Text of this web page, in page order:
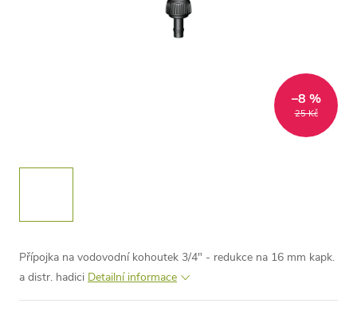
25 Kč
–8 %
Přípojka na vodovodní kohoutek 3/4" - redukce na 16 mm kapk.
a distr. hadici Detailní informace